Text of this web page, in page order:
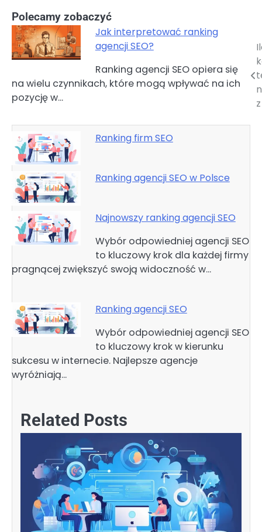
Polecamy zobaczyć
Jak interpretować ranking
agencji SEO?
Ranking agencji SEO opiera się
na wielu czynnikach, które mogą wpływać na ich
pozycję w…
Ranking firm SEO
Ranking agencji SEO w Polsce
Najnowszy ranking agencji SEO
Wybór odpowiedniej agencji SEO
to kluczowy krok dla każdej firmy
pragnącej zwiększyć swoją widoczność w…
Ranking agencji SEO
Wybór odpowiedniej agencji SEO
to kluczowy krok w kierunku
sukcesu w internecie. Najlepsze agencje
wyróżniają…
Nawigacja
Related Posts